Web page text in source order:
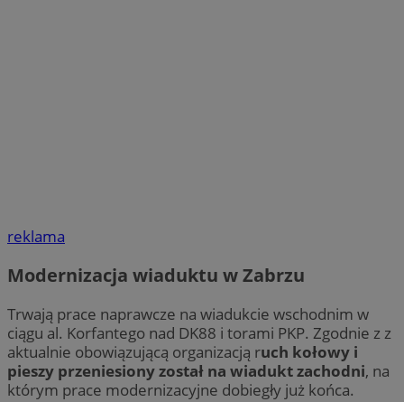
reklama
Modernizacja wiaduktu w Zabrzu
Trwają prace naprawcze na wiadukcie wschodnim w
ciągu al. Korfantego nad DK88 i torami PKP. Zgodnie z z
aktualnie obowiązującą organizacją ruch kołowy i
pieszy przeniesiony został na wiadukt zachodni, na
którym prace modernizacyjne dobiegły już końca.